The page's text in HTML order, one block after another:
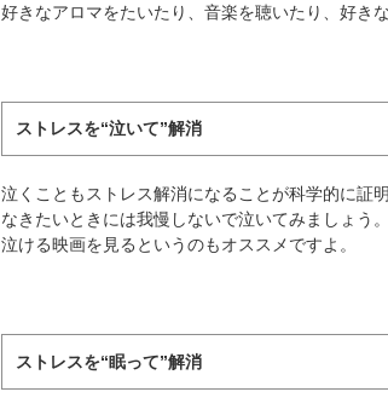
好きなアロマをたいたり、音楽を聴いたり、好き
ストレスを“泣いて”解消
泣くこともストレス解消になることが科学的に証
なきたいときには我慢しないで泣いてみましょう。
泣ける映画を見るというのもオススメですよ。
ストレスを“眠って”解消